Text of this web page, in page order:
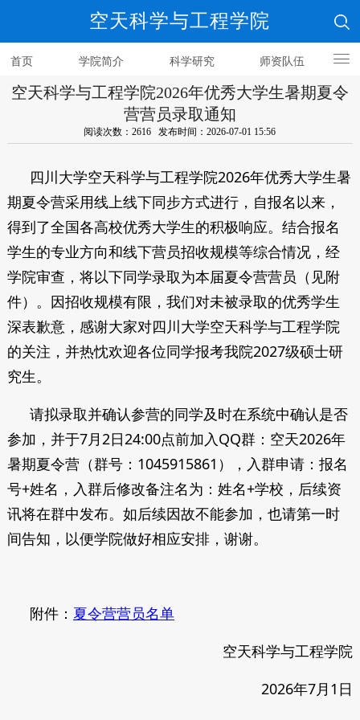
空天科学与工程学院
首页 学院简介 科学研究 师资队伍
人才培养
空天科学与工程学院2026年优秀大学生暑期夏令
营营员录取通知
阅读次数：2616 发布时间：2026-07-01 15:56